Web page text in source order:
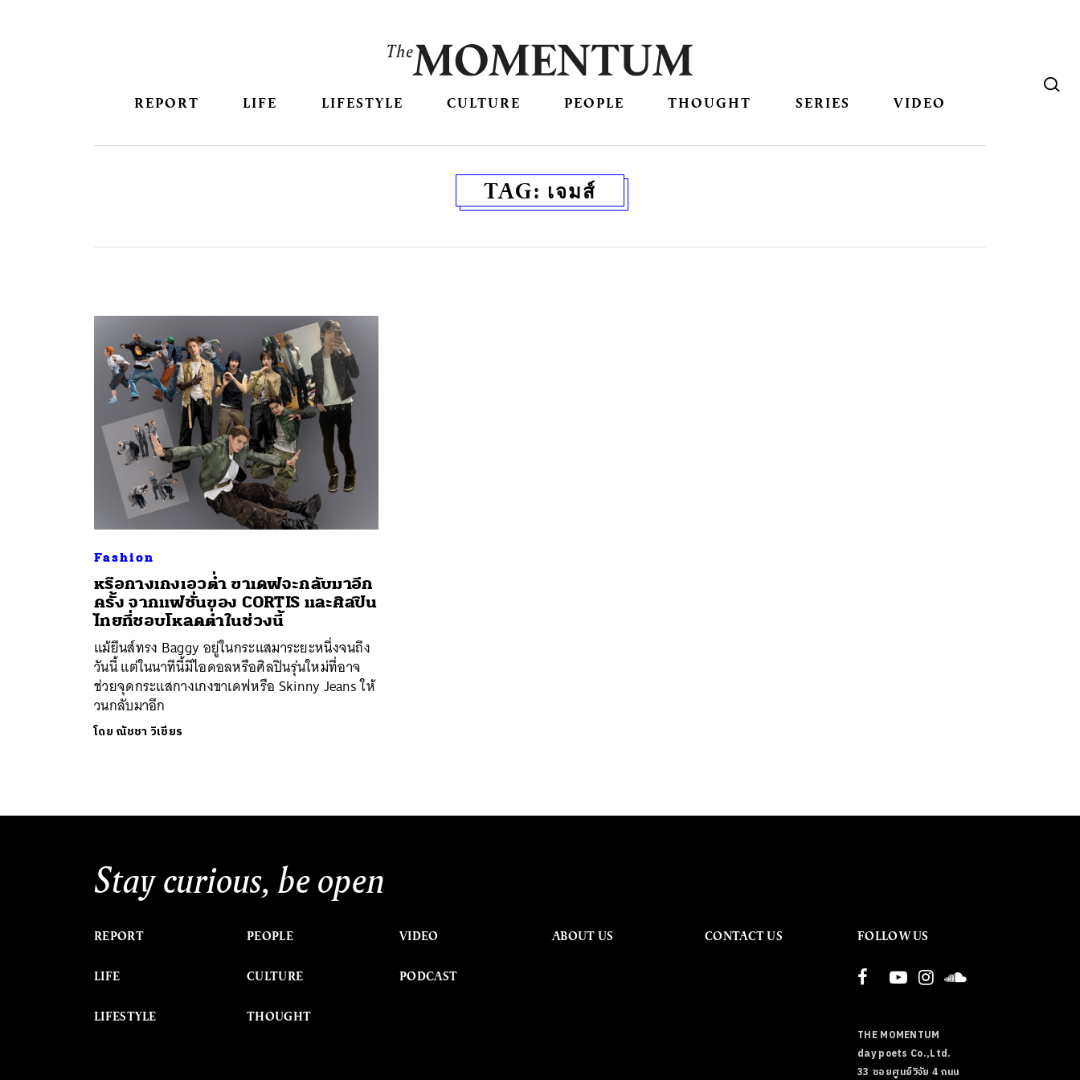
REPORT LIFE LIFESTYLE CULTURE PEOPLE THOUGHT SERIES VIDEO
TAG: เจมส์
Fashion
หรือกางเกงเอวต่ำ ขาเดฟจะกลับมาอีก
ครั้ง จากแฟชั่นของ CORTIS และศิลปิน
ไทยที่ชอบโหลดต่ำในช่วงนี้
แม้ยีนส์ทรง Baggy อยู่ในกระแสมาระยะหนึ่งจนถึง
วันนี้ แต่ในนาทีนี้มีไอดอลหรือศิลปินรุ่นใหม่ที่อาจ
ช่วยจุดกระแสกางเกงขาเดฟหรือ Skinny Jeans ให้
วนกลับมาอีก
โดย ณัชชา วิเชียร
Stay curious, be open
REPORT
LIFE
LIFESTYLE
PEOPLE
CULTURE
THOUGHT
VIDEO
PODCAST
ABOUT US CONTACT US FOLLOW US
THE MOMENTUM
day poets Co.,Ltd.
33 ซอยศูนย์วิจัย 4 ถนน
ค้นหา